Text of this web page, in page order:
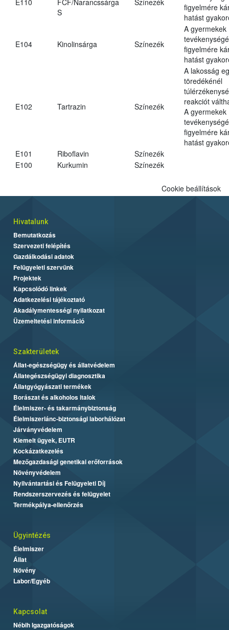
S
figyelmére
hatást
E104 Kinolinsárga Színezék
A gyermekek
figyelmére
hatást
E102 Tartrazin Színezék
A lakosság
töredékénél
reakciót
A gyermekek
figyelmére
hatást
E101
Riboflavin
Színezék
E100
Kurkumin Színezék
Cookie beállítások
Hivatalunk
Bemutatkozás
Szervezeti felépítés
Gazdálkodási adatok
Felügyeleti szervünk
Projektek
Kapcsolódó linkek
Adatkezelési tájékoztató
Akadálymentességi nyilatkozat
Üzemeltetési információ
Szakterületek
Állat-egészségügy és állatvédelem
Állategészségügyi diagnosztika
Állatgyógyászati termékek
Borászat és alkoholos italok
Élelmiszer- és takarmánybiztonság
Élelmiszerlánc-biztonsági laborhálózat
Járványvédelem
Kiemelt ügyek, EUTR
Kockázatkezelés
Mezőgazdasági genetikai erőforrások
Növényvédelem
Nyilvántartási és Felügyeleti Díj
Rendszerszervezés és felügyelet
Termékpálya-ellenőrzés
Ügyintézés
Élelmiszer
Állat
Növény
Labor/Egyéb
Kapcsolat
Nébih Igazgatóságok